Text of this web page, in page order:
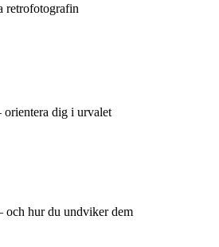
retrofotografin
orientera dig i urvalet
hur du undviker dem